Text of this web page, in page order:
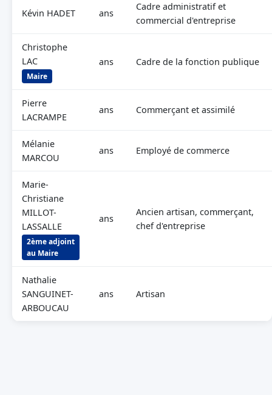
Kévin HADET ans
Cadre administratif et
commercial d'entreprise
Christophe
LAC
Maire
ans Cadre de la fonction publique
Pierre
LACRAMPE
ans Commerçant et assimilé
Mélanie
MARCOU
ans Employé de commerce
Marie-
Christiane
MILLOT-
LASSALLE
2ème adjoint
au Maire
ans
Ancien artisan, commerçant,
chef d'entreprise
Nathalie
SANGUINET-
ARBOUCAU
ans Artisan